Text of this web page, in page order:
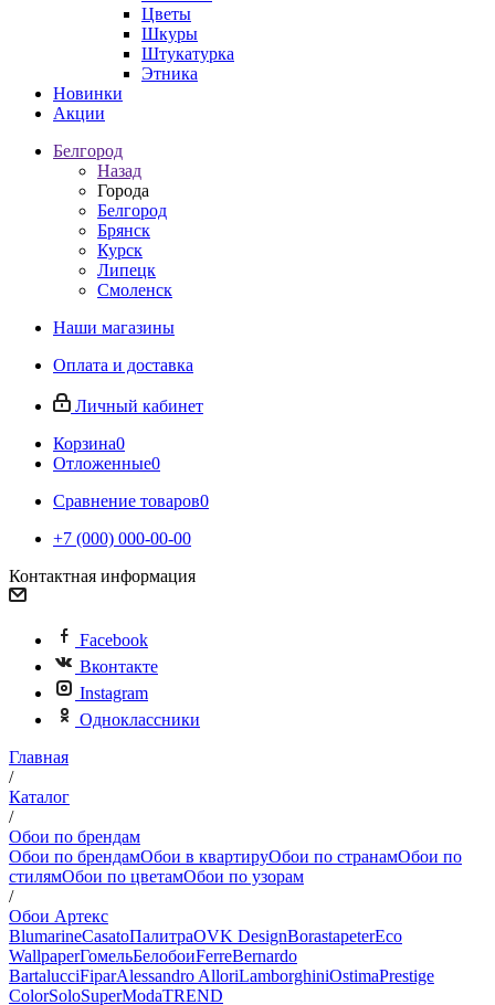
Цветы
Шкуры
Штукатурка
Этника
Новинки
Акции
Белгород
Назад
Города
Белгород
Брянск
Курск
Липецк
Смоленск
Наши магазины
Оплата и доставка
Личный кабинет
Корзина0
Отложенные0
Сравнение товаров0
+7 (000) 000-00-00
Контактная информация
Facebook
Вконтакте
Instagram
Одноклассники
Главная
/
Каталог
/
Обои по брендам
Обои по брендамОбои в квартируОбои по странамОбои по
стилямОбои по цветамОбои по узорам
/
Обои Артекс
BlumarineCasatoПалитраOVK DesignBorastapeterEco
WallpaperГомельБелобоиFerreBernardo
BartalucciFiparAlessandro AlloriLamborghiniOstimaPrestige
ColorSoloSuperModaTREND